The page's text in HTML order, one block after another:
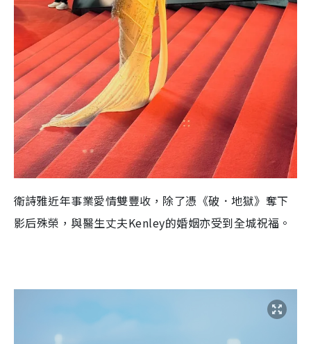
衛詩雅近年事業愛情雙豐收，除了憑《破．地獄》奪下
影后殊榮，與醫生丈夫Kenley的婚姻亦受到全城祝福。